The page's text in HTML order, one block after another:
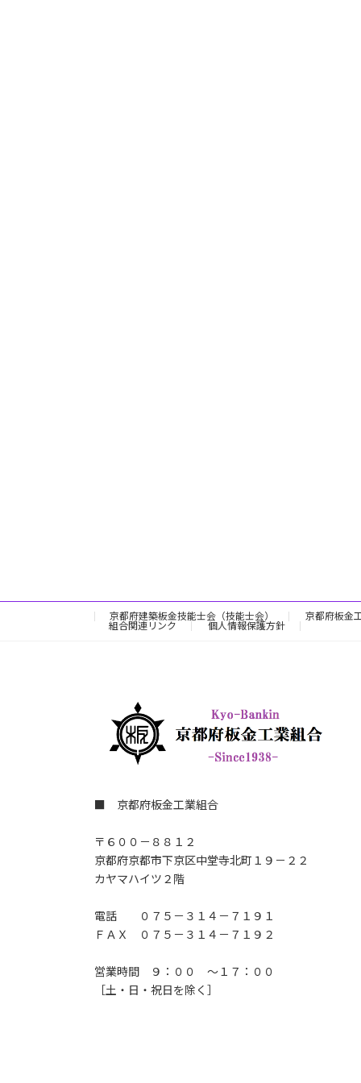
京都府建築板金技能士会（技能士会）
京都府板金
組合関連リンク
個人情報保護方針
■ 京都府板金工業組合
〒６００－８８１２
京都府京都市下京区中堂寺北町１９－２２
カヤマハイツ２階
電話 ０７５－３１４－７１９１
ＦＡＸ ０７５－３１４－７１９２
営業時間 ９：００ ～１７：００
［土・日・祝日を除く］